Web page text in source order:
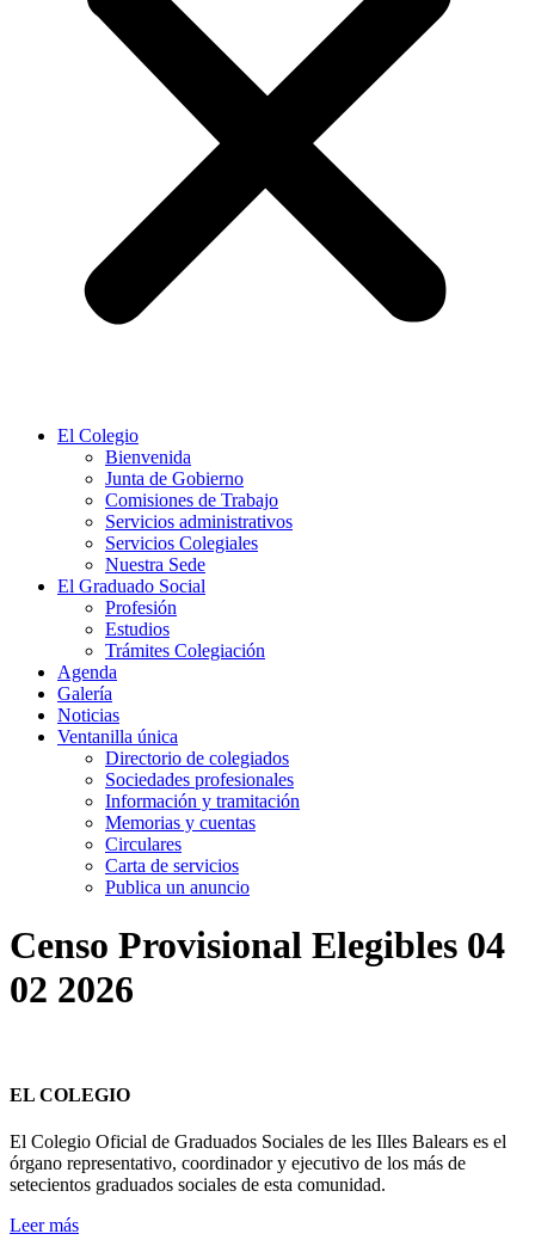
El Colegio
Bienvenida
Junta de Gobierno
Comisiones de Trabajo
Servicios administrativos
Servicios Colegiales
Nuestra Sede
El Graduado Social
Profesión
Estudios
Trámites Colegiación
Agenda
Galería
Noticias
Ventanilla única
Directorio de colegiados
Sociedades profesionales
Información y tramitación
Memorias y cuentas
Circulares
Carta de servicios
Publica un anuncio
Censo Provisional Elegibles 04
02 2026
EL COLEGIO
El Colegio Oficial de Graduados Sociales de les Illes Balears es el
órgano representativo, coordinador y ejecutivo de los más de
setecientos graduados sociales de esta comunidad.
Leer más